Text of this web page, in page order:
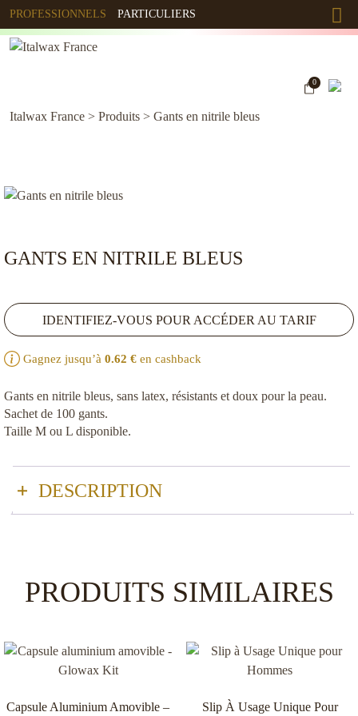
PROFESSIONNELS PARTICULIERS
0
Italwax France > Produits > Gants en nitrile bleus
GANTS EN NITRILE BLEUS
IDENTIFIEZ-VOUS POUR ACCÉDER AU TARIF
Gagnez jusqu’à 0.62 € en cashback
Gants en nitrile bleus, sans latex, résistants et doux pour la peau.
Sachet de 100 gants.
Taille M ou L disponible.
DESCRIPTION
une hygiène irréprochable et une sécurité optimale lors de toutes
Alternative idéale au latex – sans allergènes
Le nitrile est une excellente alternative au latex : sans allergènes, il
PRODUITS SIMILAIRES
Capsule Aluminium Amovible –
Slip À Usage Unique Pour